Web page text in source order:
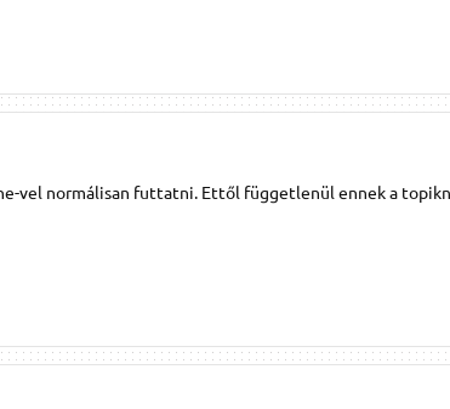
vel normálisan futtatni. Ettől függetlenül ennek a